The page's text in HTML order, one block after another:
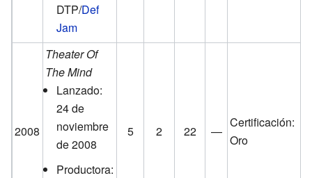
DTP/Def
Jam
2008
Theater Of
The Mind
Lanzado:
24 de
noviembre
de 2008
Productora:
5 2 22 —
Certificación:
Oro